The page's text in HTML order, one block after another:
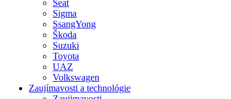
Seat
Sigma
SsangYong
Škoda
Suzuki
Toyota
UAZ
Volkswagen
Zaujímavosti a technológie